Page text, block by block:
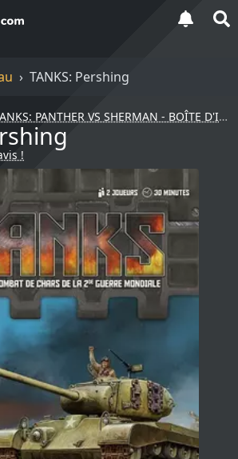
TANKS: Pershing
PANTHER VS SHERMAN - BOÎTE D'INITIATION
!